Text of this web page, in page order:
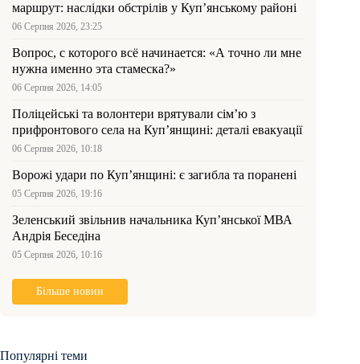
маршрут: наслідки обстрілів у Куп’янському районі
06 Серпня 2026, 23:25
Вопрос, с которого всё начинается: «А точно ли мне
нужна именно эта стамеска?»
06 Серпня 2026, 14:05
Поліцейські та волонтери врятували сім’ю з
прифронтового села на Куп’янщині: деталі евакуації
06 Серпня 2026, 10:18
Ворожі удари по Куп’янщині: є загибла та поранені
05 Серпня 2026, 19:16
Зеленський звільнив начальника Купʼянської МВА
Андрія Беседіна
05 Серпня 2026, 10:16
Більше новин
Популярні теми